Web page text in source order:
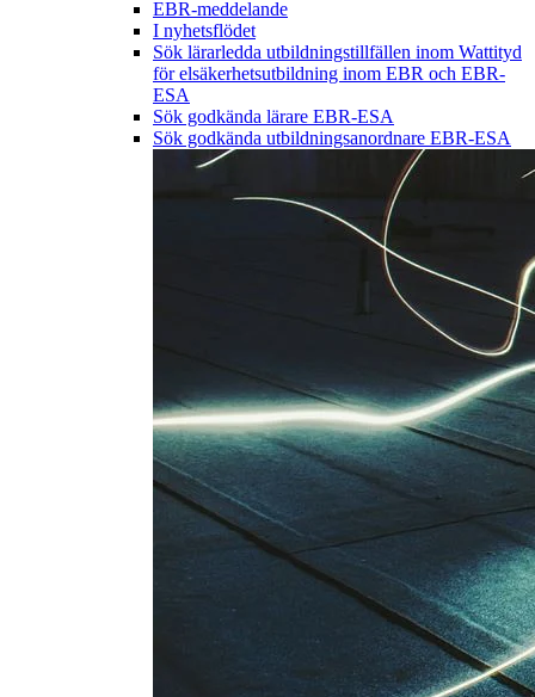
EBR-meddelande
I nyhetsflödet
Sök lärarledda utbildningstillfällen inom Wattityd
för elsäkerhetsutbildning inom EBR och EBR-
ESA
Sök godkända lärare EBR-ESA
Sök godkända utbildningsanordnare EBR-ESA